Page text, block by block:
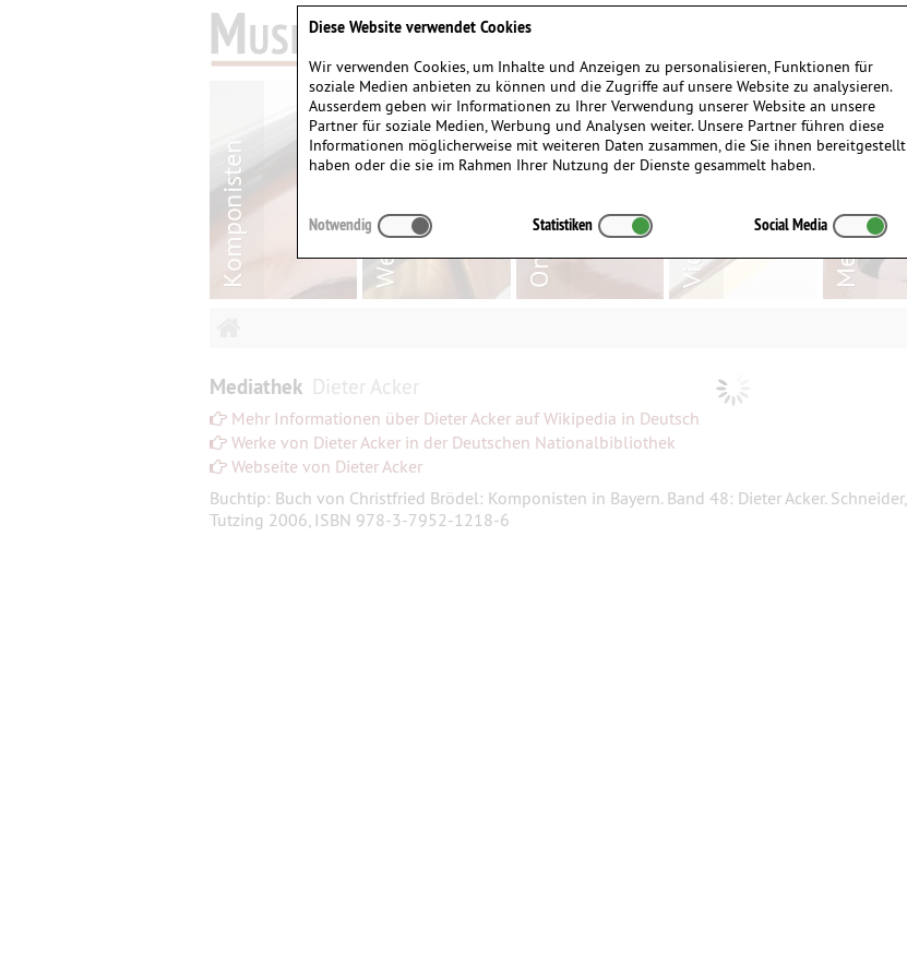
Mediathek Dieter Acker
Mehr Informationen über Dieter Acker auf Wikipedia in Deutsch
Werke von Dieter Acker in der Deutschen Nationalbibliothek
Webseite von Dieter Acker
Buchtip: Buch von Christfried Brödel: Komponisten in Bayern. Band 48: Dieter Acker. Schneider,
Tutzing 2006, ISBN 978-3-7952-1218-6
Diese Website verwendet Cookies
Wir verwenden Cookies, um Inhalte und Anzeigen zu personalisieren, Funktionen für
soziale Medien anbieten zu können und die Zugriffe auf unsere Website zu analysieren.
Ausserdem geben wir Informationen zu Ihrer Verwendung unserer Website an unsere
Partner für soziale Medien, Werbung und Analysen weiter. Unsere Partner führen diese
Informationen möglicherweise mit weiteren Daten zusammen, die Sie ihnen bereitgestellt
haben oder die sie im Rahmen Ihrer Nutzung der Dienste gesammelt haben.
Notwendig Statistiken Social Media